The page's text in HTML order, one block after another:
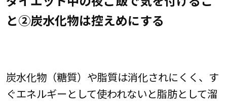
と②炭水化物は控えめにする
炭水化物（糖質）や脂質は消化されにくく、す
ぐエネルギーとして使われないと脂肪として溜